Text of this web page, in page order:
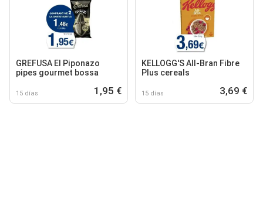
GREFUSA EI Piponazo
pipes gourmet bossa
15 días 1,95 €
KELLOGG'S All-Bran Fibre
Plus cereals
15 días 3,69 €